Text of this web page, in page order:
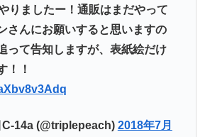
りましたー！通販はまだやって
さんにお願いすると思いますの
って告知しますが、表紙絵だけ
！！
14a (@triplepeach) 2018年7月